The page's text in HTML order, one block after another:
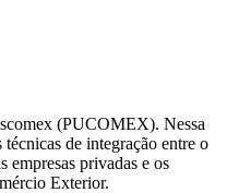
(PUCOMEX). Nessa
de integração entre o
privadas e os
Exterior.